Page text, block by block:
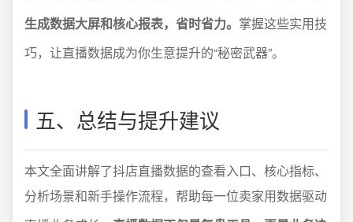
生成数据大屏和核心报表，省时省力。 掌握这些实用技
巧，让直播数据成为你生意提升的“秘密武器”。
五、总结与提升建议
本文全面讲解了抖店直播数据的查看入口、核心指标、
分析场景和新手操作流程，帮助每一位卖家用数据驱动